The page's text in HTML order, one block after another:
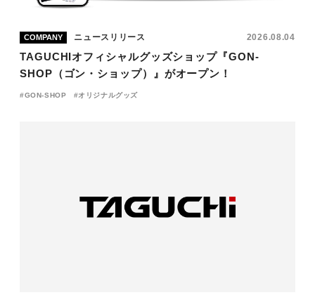
COMPANY ニュースリリース 2026.08.04
TAGUCHIオフィシャルグッズショップ『GON-
SHOP（ゴン・ショップ）』がオープン！
GON-SHOP オリジナルグッズ